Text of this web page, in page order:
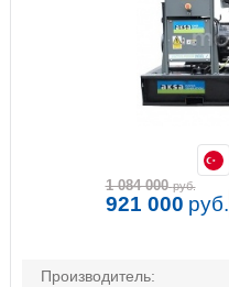
Производитель:
1 084 000 руб.
921 000 руб.